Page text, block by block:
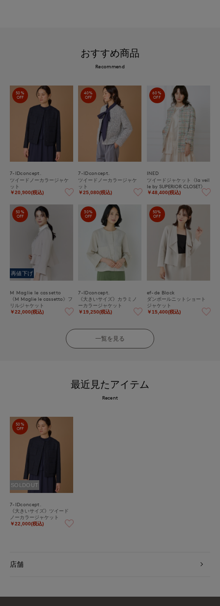
おすすめ商品
Recommend
50%
OFF
7-IDconcept.
ツイードノーカラージャケ
ット
￥20,900(税込)
40%
OFF
7-IDconcept.
ツイードノーカラージャケ
ット
￥25,080(税込)
60%
OFF
INED
ツイードジャケット《la veil
le by SUPERIOR CLOSET》
￥48,400(税込)
50%
OFF
再値下げ
M Maglie le cassetto
《M Maglie le cassetto》フ
リルジャケット
￥22,000(税込)
30%
OFF
7-IDconcept.
《大きいサイズ》カラミノ
ーカラージャケット
￥19,250(税込)
50%
OFF
ef-de Black
ダンボールニットショート
ジャケット
￥15,400(税込)
一覧を見る
最近見たアイテム
Recent
50%
OFF
SOLDOUT
7-IDconcept.
《大きいサイズ》ツイード
ノーカラージャケット
￥22,000(税込)
店舗